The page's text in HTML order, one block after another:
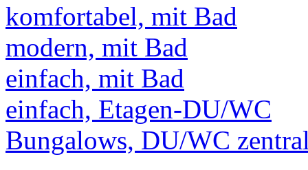
komfortabel, mit Bad
modern, mit Bad
einfach, mit Bad
einfach, Etagen-DU/WC
Bungalows, DU/WC